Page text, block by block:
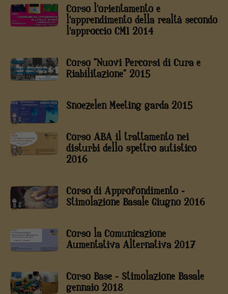
Corso l'orientamento e
l'apprendimento della realtà secondo
l'approccio CMI 2014
Corso "Nuovi Percorsi di Cura e
Riabilitazione" 2015
Snoezelen Meeting garda 2015
Corso ABA il trattamento nei
disturbi dello spettro autistico
2016
Corso di Approfondimento -
Stimolazione Basale Giugno 2016
Corso la Comunicazione
Aumentativa Alternativa 2017
Corso Base - Stimolazione Basale
gennaio 2018